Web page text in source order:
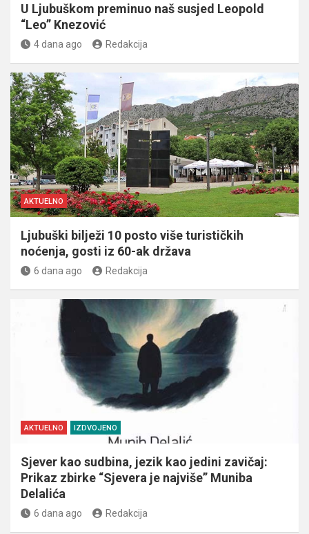
U Ljubuškom preminuo naš susjed Leopold
“Leo” Knezović
4 dana ago Redakcija
AKTUELNO
Ljubuški bilježi 10 posto više turističkih
noćenja, gosti iz 60-ak država
6 dana ago Redakcija
AKTUELNO IZDVOJENO
Sjever kao sudbina, jezik kao jedini zavičaj:
Prikaz zbirke “Sjevera je najviše” Muniba
Delalića
6 dana ago Redakcija